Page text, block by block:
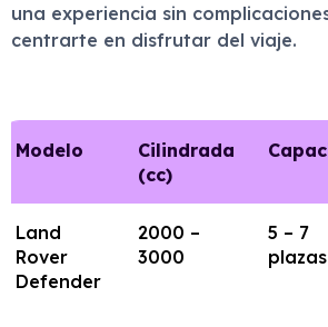
una experiencia sin
centrarte en disfrutar del viaje.
Modelo
Cilindrada
(cc)
Land
Rover
Defender
2000 –
3000
5 – 7
plazas